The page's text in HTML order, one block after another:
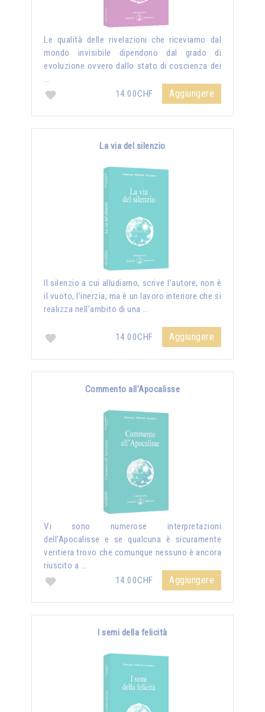
Le qualità delle rivelazioni che riceviamo dal
mondo invisibile dipendono dal grado di
evoluzione ovvero dallo stato di coscienza dei
…
14.00CHF
Aggiungere
La via del silenzio
II silenzio a cui alludiamo, scrive l’autore, non è
il vuoto, l’inerzia, ma è un lavoro interiore che si
realizza nell’ambito di una …
14.00CHF Aggiungere
Commento all’Apocalisse
Vi sono numerose interpretazioni
dell’Apocalisse e se qualcuna è sicuramente
veritiera trovo che comunque nessuno è ancora
riuscito a …
14.00CHF
Aggiungere
I semi della felicità